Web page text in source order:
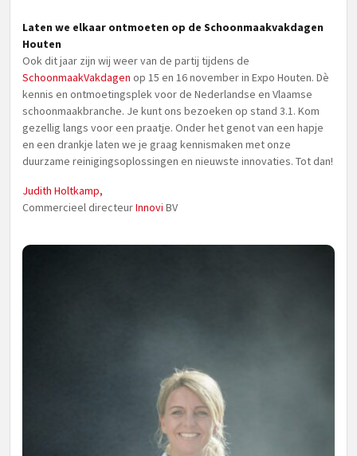
Laten we elkaar ontmoeten op de Schoonmaakvakdagen
Houten
Ook dit jaar zijn wij weer van de partij tijdens de
SchoonmaakVakdagen op 15 en 16 november in Expo Houten. Dè
kennis en ontmoetingsplek voor de Nederlandse en Vlaamse
schoonmaakbranche. Je kunt ons bezoeken op stand 3.1. Kom
gezellig langs voor een praatje. Onder het genot van een hapje
en een drankje laten we je graag kennismaken met onze
duurzame reinigingsoplossingen en nieuwste innovaties. Tot dan!
Judith Holtkamp,
Commercieel directeurInnovi BV